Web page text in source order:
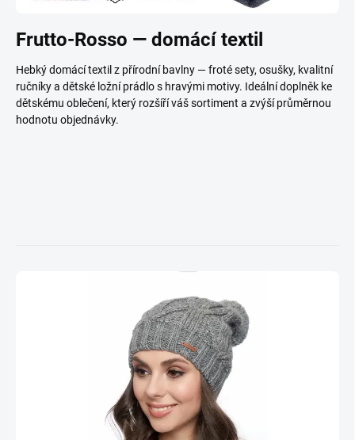
Frutto-Rosso — domácí textil
Hebký domácí textil z přírodní bavlny — froté sety, osušky, kvalitní
ručníky a dětské ložní prádlo s hravými motivy. Ideální doplněk ke
dětskému oblečení, který rozšíří váš sortiment a zvýší průměrnou
hodnotu objednávky.